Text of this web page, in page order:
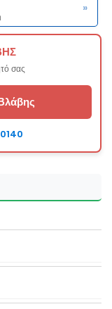
»
σας